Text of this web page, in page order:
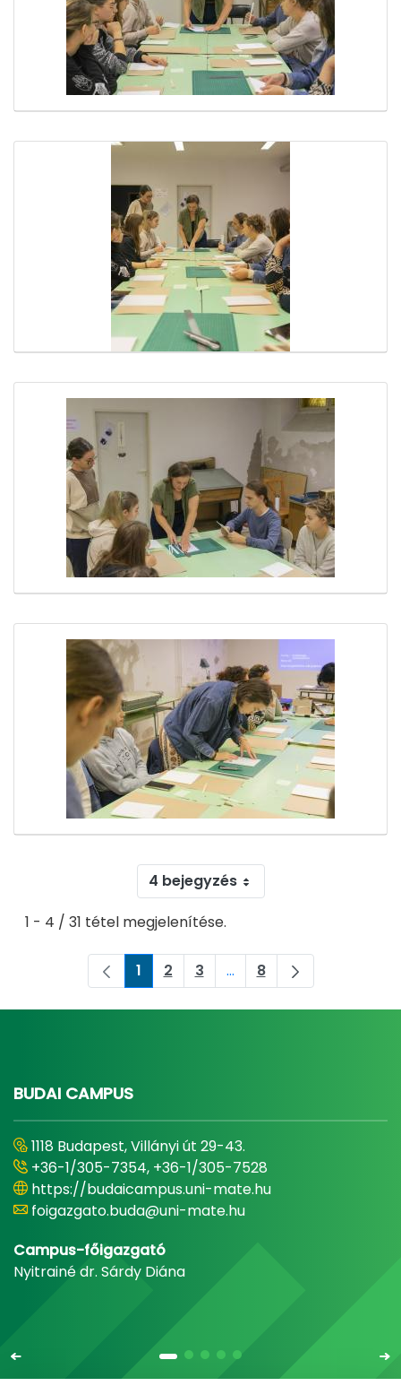
4 bejegyzés
1 - 4 / 31 tétel megjelenítése.
Oldal
1 Oldal
2 Oldal
3 ...Köztes oldalak
Oldal
8
BUDAI CAMPUS
1118 Budapest, Villányi út 29-43.
+36-1/305-7354, +36-1/305-7528
https://budaicampus.uni-mate.hu
foigazgato.buda@uni-mate.hu
Campus-főigazgató
Nyitrainé dr. Sárdy Diána